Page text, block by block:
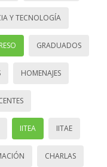
Y TECNOLOGÍA
GRADUADOS
HOMENAJES
IITEA IITAE
CHARLAS